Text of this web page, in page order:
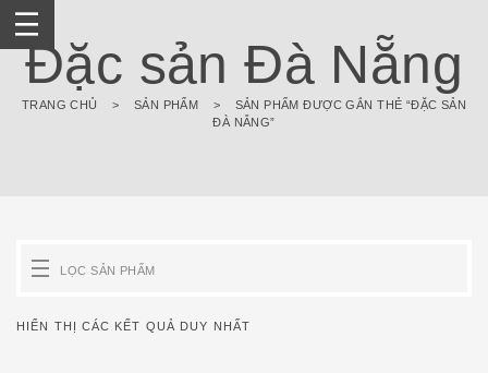
Skip
contentĐặc sản Đà Nẵng
TRANG CHỦ > SẢN PHẨM >
SẢN PHẨM ĐƯỢC GẮN THẺ “ĐẶC SẢN
ĐÀ NẴNG”
LỌC SẢN PHẨM
HIỂN THỊ CÁC KẾT QUẢ DUY NHẤT